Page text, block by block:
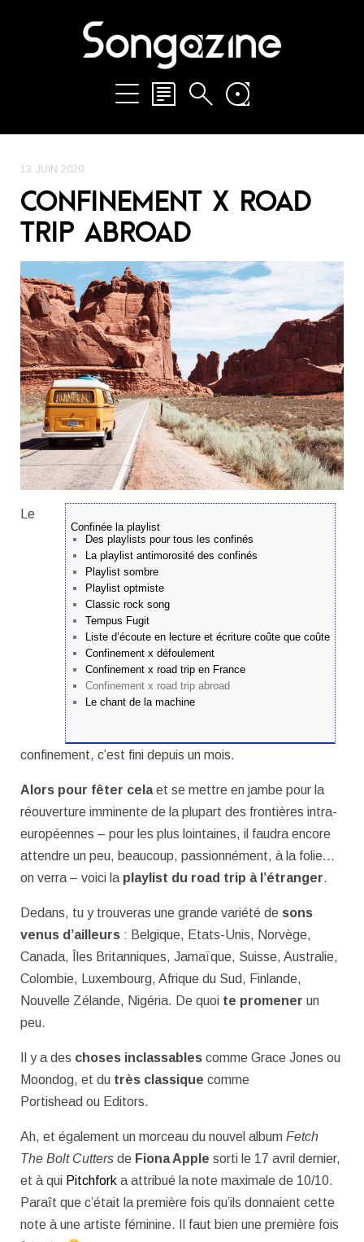
13 JUIN 2020
CONFINEMENT X ROAD
TRIP ABROAD
Confinée la playlist
Des playlists pour tous les confinés
La playlist antimorosité des confinés
Playlist sombre
Playlist optmiste
Classic rock song
Tempus Fugit
Liste d’écoute en lecture et écriture coûte que coûte
Confinement x défoulement
Confinement x road trip en France
Confinement x road trip abroad
Le chant de la machine
Le
confinement, c’est fini depuis un mois.
Alors pour fêter celaet se mettre en jambe pour la
réouverture imminente de la plupart des frontières intra-
européennes – pour les plus lointaines, il faudra encore
attendre un peu, beaucoup, passionnément, à la folie…
on verra – voici la playlist du road trip à l’étranger.
Dedans, tu y trouveras une grande variété de sons
venus d’ailleurs : Belgique, Etats-Unis, Norvège,
Canada, Îles Britanniques, Jamaïque, Suisse, Australie,
Colombie, Luxembourg, Afrique du Sud, Finlande,
Nouvelle Zélande, Nigéria. De quoi te promener un
peu.
Il y a des choses inclassables comme Grace Jones ou
Moondog, et du très classique comme
Portishead ou Editors.
Ah, et également un morceau du nouvel album Fetch
The Bolt Cutters de Fiona Apple sorti le 17 avril dernier,
et à qui Pitchfork a attribué la note maximale de 10/10.
Paraît que c’était la première fois qu’ils donnaient cette
note à une artiste féminine. Il faut bien une première fois